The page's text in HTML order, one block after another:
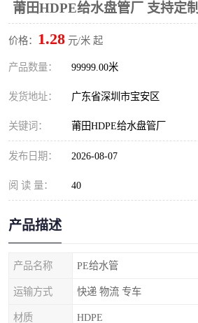
莆田HDPE给水盘管厂 支持定制
价格： 1.28 元/米 起
产品数量： 99999.00米
发货地址： 广东省深圳市宝安区
关键词： 莆田HDPE给水盘管厂
发布日期： 2026-08-07
阅 读 量： 40
产品描述
产品名称 PE给水管
运输方式 快递 物流 专车
材质 HDPE